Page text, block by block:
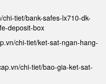
tiet/bank-safes-lx710-dk-
deposit-box
chi-tiet/ket-sat-ngan-hang-
chi-tiet/bao-gia-ket-sat-